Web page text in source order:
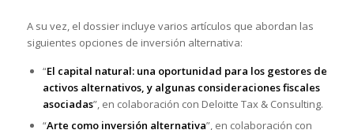
A su vez, el dossier incluye varios artículos que abordan las
siguientes opciones de inversión alternativa:
“El capital natural: una oportunidad para los gestores de
activos alternativos, y algunas consideraciones fiscales
asociadas”, en colaboración con Deloitte Tax & Consulting.
“Arte como inversión alternativa”, en colaboración con